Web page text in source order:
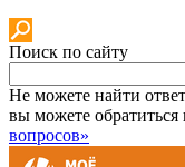
Поиск по сайту
Не можете найти
вы можете
вопросов»